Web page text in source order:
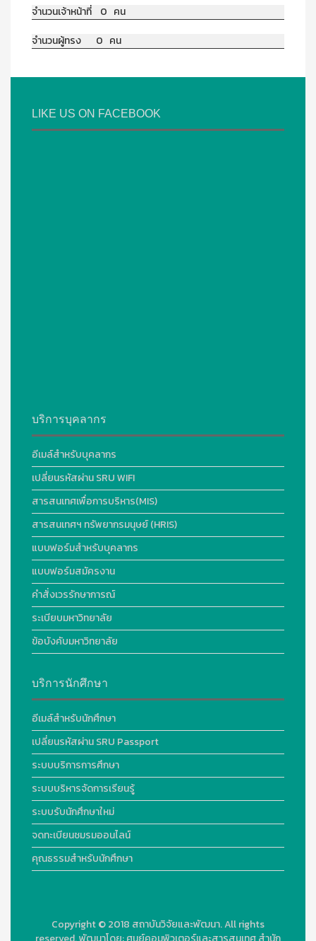
จำนวนเจ้าหน้าที่ 0 คน
จำนวนผู้ทรง 0 คน
LIKE US ON FACEBOOK
บริการบุคลากร
อีเมล์สำหรับบุคลากร
เปลี่ยนรหัสผ่าน SRU WIFI
สารสนเทศเพื่อการบริหาร(MIS)
สารสนเทศฯ ทรัพยากรมนุษย์ (HRIS)
แบบฟอร์มสำหรับบุคลากร
แบบฟอร์มสมัครงาน
คำสั่งเวรรักษาการณ์
ระเบียบมหาวิทยาลัย
ข้อบังคับมหาวิทยาลัย
บริการนักศึกษา
อีเมล์สำหรับนักศึกษา
เปลี่ยนรหัสผ่าน SRU Passport
ระบบบริการการศึกษา
ระบบบริหารจัดการเรียนรู้
ระบบรับนักศึกษาใหม่
จดทะเบียนชมรมออนไลน์
คุณธรรมสำหรับนักศึกษา
Copyright © 2018 สถาบันวิจัยและพัฒนา. All rights